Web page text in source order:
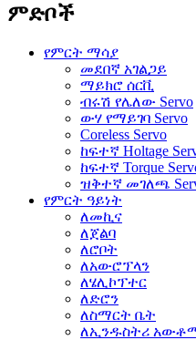
ምድቦች
የምርት ማሳያ
መደበኛ አገልጋይ
ማይክሮ ሰርቪ
ብሩሽ የሌለው Servo
ውሃ የማይገባ Servo
Coreless Servo
ከፍተኛ Holtage
ከፍተኛ Torque
ዝቅተኛ መገለጫ
የምርት ዓይነት
ለመኪና
ለጀልባ
ለሮቦት
ለአውሮፕላን
ለሄሊኮፕተር
ለድሮን
ለስማርት ቤት
ለኢንዱስትሪ